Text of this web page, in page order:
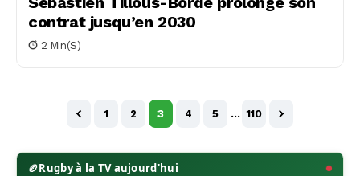
contrat jusqu’en 2030
2 Min(s)
1 2 3 4 5 … 110
🏉Rugby à la TV aujourd'hui